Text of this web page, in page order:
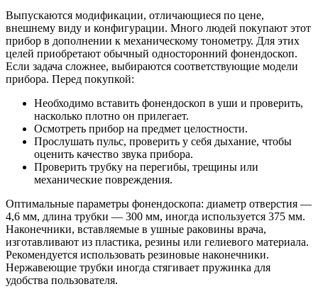
Выпускаются модификации, отличающиеся по цене,
внешнему виду и конфигурации. Много людей покупают этот
прибор в дополнении к механическому тонометру. Для этих
целей приобретают обычный односторонний фонендоскоп.
Если задача сложнее, выбираются соответствующие модели
прибора. Перед покупкой:
Необходимо вставить фонендоскоп в уши и проверить,
насколько плотно он прилегает.
Осмотреть прибор на предмет целостности.
Прослушать пульс, проверить у себя дыхание, чтобы
оценить качество звука прибора.
Проверить трубку на перегибы, трещины или
механические повреждения.
Оптимальные параметры фонендоскопа: диаметр отверстия —
4,6 мм, длина трубки — 300 мм, иногда используется 375 мм.
Наконечники, вставляемые в ушные раковины врача,
изготавливают из пластика, резины или гелиевого материала.
Рекомендуется использовать резиновые наконечники.
Нержавеющие трубки иногда стягивает пружинка для
удобства пользователя.